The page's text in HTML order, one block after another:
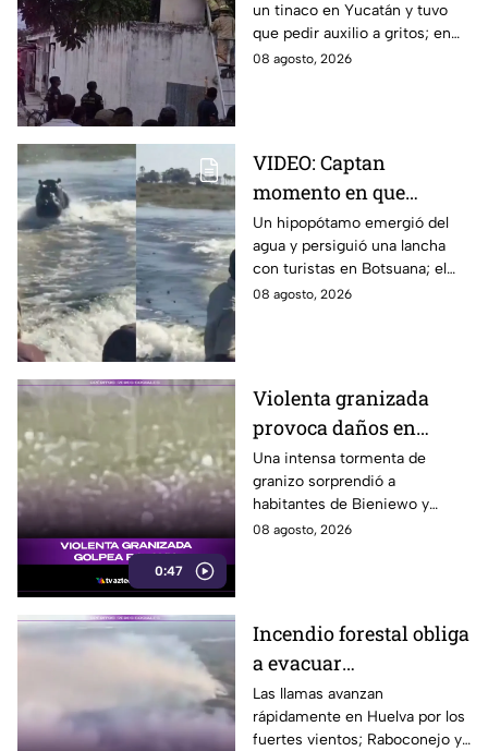
dos horas en Yucatán;
así lo encontraron
un tinaco en Yucatán y tuvo
que pedir auxilio a gritos; en
redes aseguran que intentaba
08 agosto, 2026
VIDEO: Captan
momento en que
hipopótamo sale del
agua para perseguir a
turistas en lancha
Un hipopótamo emergió del
agua y persiguió una lancha
con turistas en Botsuana; el
guía aceleró a tiempo para
08 agosto, 2026
0:47
Violenta granizada
provoca daños en
vehículos en Polonia
Una intensa tormenta de
granizo sorprendió a
habitantes de Bieniewo y
provocó daños en los cristales
08 agosto, 2026
Incendio forestal obliga
a evacuar
comunidades en
Huelva
Las llamas avanzan
rápidamente en Huelva por los
fuertes vientos; Raboconejo y